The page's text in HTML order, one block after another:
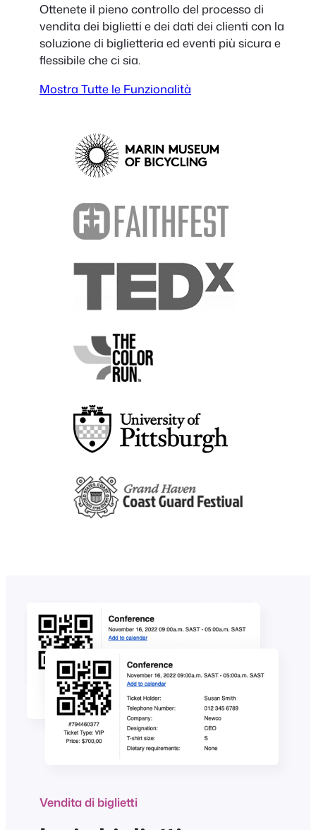
Ottenete il pieno controllo del processo di
vendita dei biglietti e dei dati dei clienti con la
soluzione di biglietteria ed eventi più sicura e
flessibile che ci sia.
Mostra Tutte le Funzionalità
Vendita di biglietti